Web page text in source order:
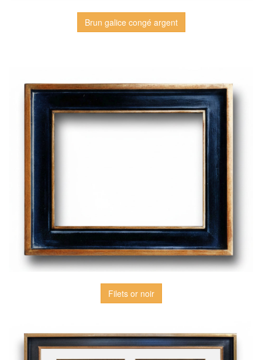
Brun galice congé argent
Filets or noir